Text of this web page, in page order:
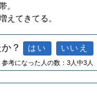
。
えてきてる。
？
参考になった人の数：3人中3人